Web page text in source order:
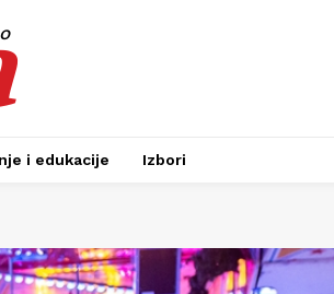
i edukacije Izbori